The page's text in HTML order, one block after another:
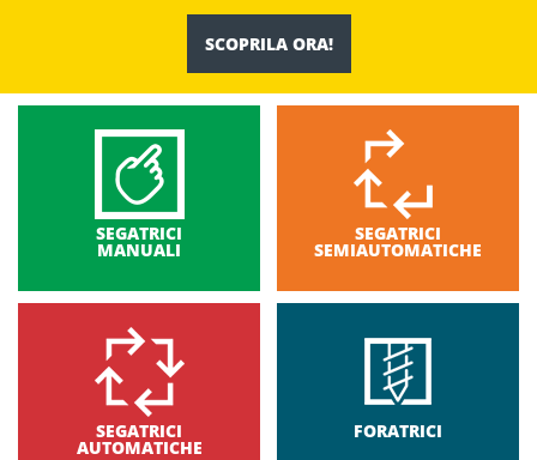
SCOPRILA ORA!
SEGATRICI
MANUALI
SEGATRICI
SEMIAUTOMATICHE
SEGATRICI
AUTOMATICHE
FORATRICI